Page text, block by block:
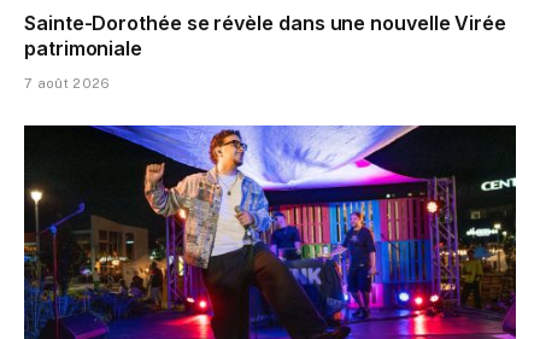
Sainte-Dorothée se révèle dans une nouvelle Virée
patrimoniale
7 août 2026